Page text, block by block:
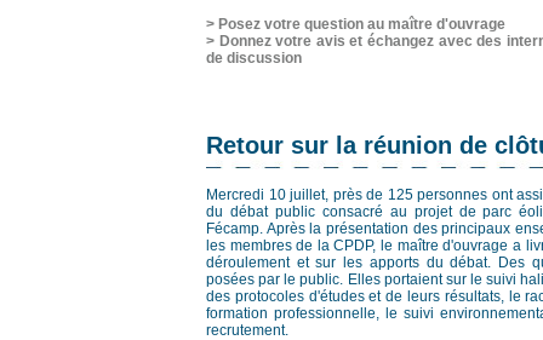
> Posez votre question au maître d'ouvrage
> Donnez votre avis et échangez avec des
de discussion
Retour sur la réunion de
Mercredi 10 juillet, près de 125 personnes ont
du débat public consacré au projet de parc
Fécamp. Après la présentation des principaux
les membres de la CPDP, le maître d'ouvrage a
déroulement et sur les apports du débat. Des
posées par le public. Elles portaient sur le suivi
des protocoles d'études et de leurs résultats, le
formation professionnelle, le suivi
recrutement.